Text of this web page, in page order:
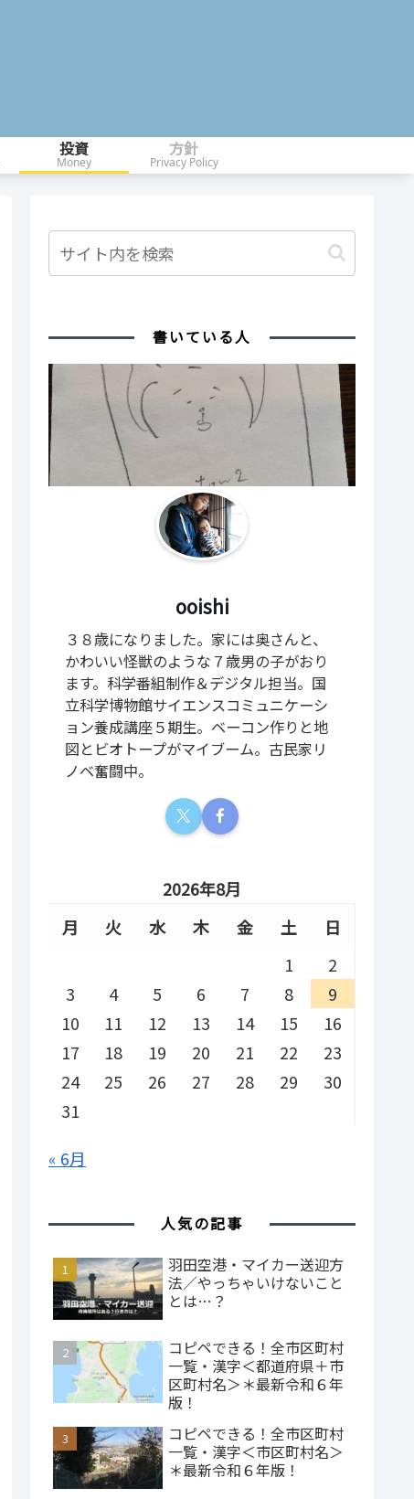
投資
Money
方針
Privacy Policy
書いている人
ooishi
３８歳になりました。家には奥さんと、
かわいい怪獣のような７歳男の子がおり
ます。科学番組制作＆デジタル担当。国
立科学博物館サイエンスコミュニケーシ
ョン養成講座５期生。ベーコン作りと地
図とビオトープがマイブーム。古民家リ
ノベ奮闘中。
2026年8月
月
火 水 木 金 土
日
1
2
3
4 5 6 7 8
9
10
11 12 13 14 15
16
17
18 19 20 21 22
23
24
25 26 27 28 29
30
31
« 6月
人気の記事
羽田空港・マイカー送迎方
法／やっちゃいけないこと
とは…？
コピペできる！全市区町村
一覧・漢字＜都道府県＋市
区町村名＞＊最新令和６年
版！
コピペできる！全市区町村
一覧・漢字＜市区町村名＞
＊最新令和６年版！